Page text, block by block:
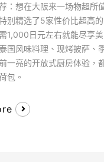
：想在大阪来一场物超所
别精选了5家性价比超高
1,000日元左右就能尽享
国风味料理、现烤披萨、
一亮的开放式厨房体验，
包。